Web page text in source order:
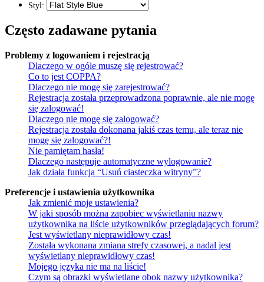
Styl:
Często zadawane pytania
Problemy z logowaniem i rejestracją
Dlaczego w ogóle muszę się rejestrować?
Co to jest COPPA?
Dlaczego nie mogę się zarejestrować?
Rejestracja została przeprowadzona poprawnie, ale nie mogę
się zalogować!
Dlaczego nie mogę się zalogować?
Rejestracja została dokonana jakiś czas temu, ale teraz nie
mogę się zalogować?!
Nie pamiętam hasła!
Dlaczego następuje automatyczne wylogowanie?
Jak działa funkcja “Usuń ciasteczka witryny”?
Preferencje i ustawienia użytkownika
Jak zmienić moje ustawienia?
W jaki sposób można zapobiec wyświetlaniu nazwy
użytkownika na liście użytkowników przeglądających forum?
Jest wyświetlany nieprawidłowy czas!
Została wykonana zmiana strefy czasowej, a nadal jest
wyświetlany nieprawidłowy czas!
Mojego języka nie ma na liście!
Czym są obrazki wyświetlane obok nazwy użytkownika?